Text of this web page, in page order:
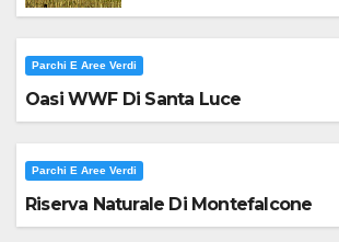
Parchi E Aree Verdi
Oasi WWF Di Santa Luce
Parchi E Aree Verdi
Riserva Naturale Di Montefalcone